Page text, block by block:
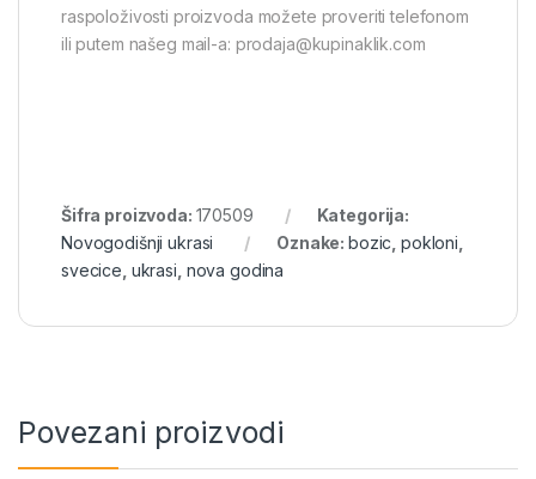
raspoloživosti proizvoda možete proveriti telefonom
ili putem našeg mail-a: prodaja@kupinaklik.com
Šifra proizvoda: 170509
Kategorija:
Novogodišnji ukrasi
Oznake: bozic pokloni
svecice ukrasi nova godina
Povezani proizvodi